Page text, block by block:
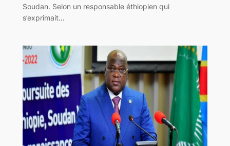
Soudan. Selon un responsable éthiopien qui
s’exprimait…